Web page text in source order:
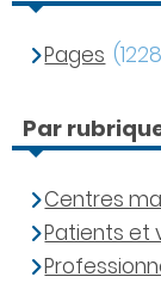
Pages
Par
Centres
Patients et